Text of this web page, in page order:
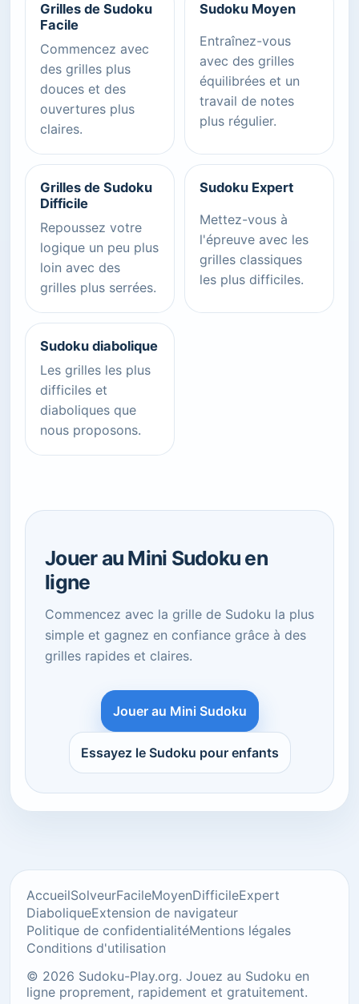
Grilles de Sudoku
Facile
Commencez avec
des grilles plus
douces et des
ouvertures plus
claires.
Sudoku Moyen
Entraînez-vous
avec des grilles
équilibrées et un
travail de notes
plus régulier.
Grilles de Sudoku
Difficile
Repoussez votre
logique un peu plus
loin avec des
grilles plus serrées.
Sudoku Expert
Mettez-vous à
l'épreuve avec les
grilles classiques
les plus difficiles.
Sudoku diabolique
Les grilles les plus
difficiles et
diaboliques que
nous proposons.
Jouer au Mini Sudoku en
ligne
Commencez avec la grille de Sudoku la plus
simple et gagnez en confiance grâce à des
grilles rapides et claires.
Jouer au Mini Sudoku
Essayez le Sudoku pour enfants
AccueilSolveurFacileMoyenDifficileExpert
DiaboliqueExtension de navigateur
Politique de confidentialitéMentions légales
Conditions d'utilisation
© 2026 Sudoku-Play.org. Jouez au Sudoku en
ligne proprement, rapidement et gratuitement.